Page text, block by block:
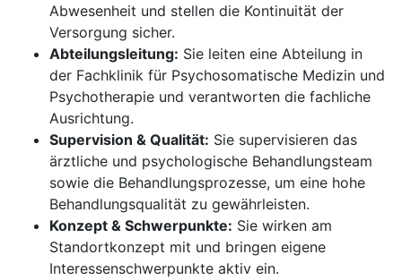
Abwesenheit und stellen die Kontinuität der
Versorgung sicher.
Abteilungsleitung: Sie leiten eine Abteilung in
der Fachklinik für Psychosomatische Medizin und
Psychotherapie und verantworten die fachliche
Ausrichtung.
Supervision & Qualität: Sie supervisieren das
ärztliche und psychologische Behandlungsteam
sowie die Behandlungsprozesse, um eine hohe
Behandlungsqualität zu gewährleisten.
Konzept & Schwerpunkte: Sie wirken am
Standortkonzept mit und bringen eigene
Interessenschwerpunkte aktiv ein.